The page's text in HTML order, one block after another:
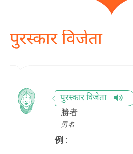
पुरस्कार विजेता
पुरस्कार विजेता
勝者
男名
例 :